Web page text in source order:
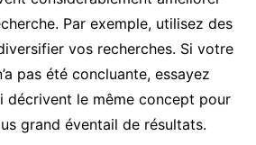
Par exemple, utilisez des
vos recherches. Si votre
pas été concluante, essayez
décrivent le même concept pour
grand éventail de résultats.